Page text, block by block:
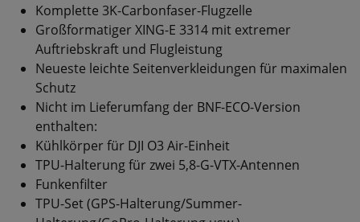
Komplette 3K-Carbonfaser-Flugzelle
Großformatiger XING-E 3314 mit extremer
Auftriebskraft und Flugleistung
Neueste leichte Seitenverkleidungen für maximalen
Schutz
Nicht im Lieferumfang der BNF-ECO-Version
enthalten:
Kühlkörper für DJI O3 Air-Einheit
TPU-Halterung für zwei 5,8-G-VTX-Antennen
Funkenfilter
TPU-Set (GPS-Halterung/Summer-